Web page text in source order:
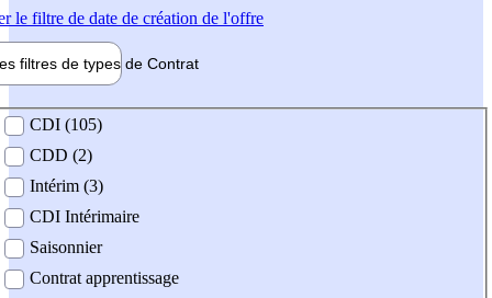
le filtre de date de création de l'offre
filtres de types de Contrat
contrat
CDI (105)
CDD (2)
Intérim (3)
CDI Intérimaire
Saisonnier
Contrat apprentissage